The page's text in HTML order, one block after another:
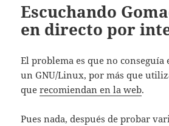
Escuchando
en directo por
El problema es que no conseguí­a
un GNU/Linux, por más que
querecomiendan en la web.
Pues nada, después de probar